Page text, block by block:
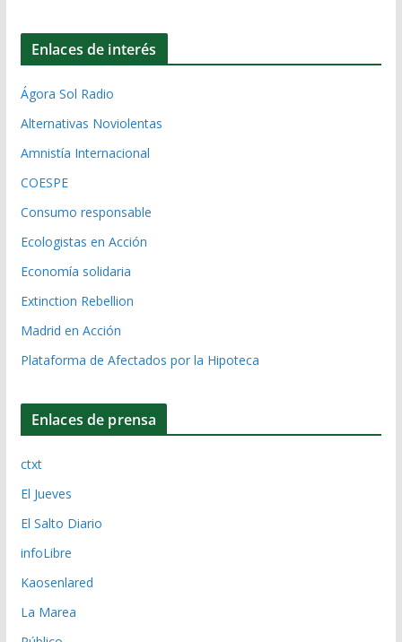
Enlaces de interés
Ágora Sol Radio
Alternativas Noviolentas
Amnistía Internacional
COESPE
Consumo responsable
Ecologistas en Acción
Economía solidaria
Extinction Rebellion
Madrid en Acción
Plataforma de Afectados por la Hipoteca
Enlaces de prensa
ctxt
El Jueves
El Salto Diario
infoLibre
Kaosenlared
La Marea